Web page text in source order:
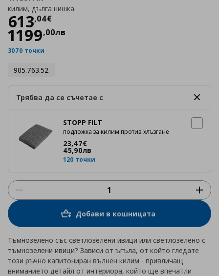
килим, дълга нишка
613,04€
Цена
1199,00лв
3070 точки
905.763.52
Трябва да се съчетае с
STOPP FILT
подложка за килим против хлъзгане
23,47€
Цена23,47 €
45,90лв
120 точки
Добави в кошницата
Тъмнозелено със светлозелени ивици или светлозелено с
тъмнозелени ивици? Зависи от ъгъла, от който гледате
този ръчно капитониран вълнен килим - привличащ
вниманието детайл от интериора, който ще впечатли